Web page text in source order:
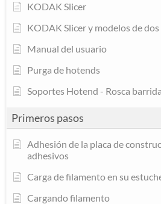
KODAK Slicer
KODAK Slicer y modelos de
Manual del usuario
Purga de hotends
Soportes Hotend - Rosca barrida
Primeros pasos
Adhesión de la placa de
adhesivos
Carga de filamento en su
Cargando filamento